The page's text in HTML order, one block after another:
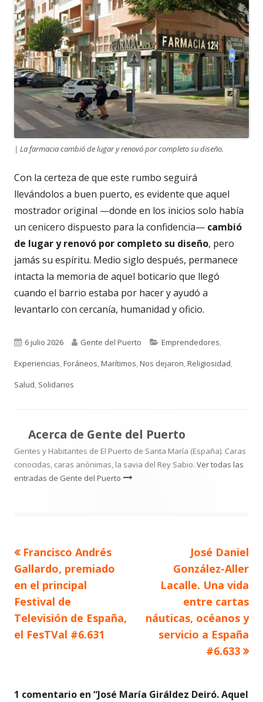
| La farmacia cambió de lugar y renovó por completo su diseño.
Con la certeza de que este rumbo seguirá
llevándolos a buen puerto, es evidente que aquel
mostrador original —donde en los inicios solo había
un cenicero dispuesto para la confidencia— cambió
de lugar y renovó por completo su diseño, pero
jamás su espíritu. Medio siglo después, permanece
intacta la memoria de aquel boticario que llegó
cuando el barrio estaba por hacer y ayudó a
levantarlo con cercanía, humanidad y oficio.
Publicado
el
6 julio 2026 Autor
Gente del Puerto Categorías
Emprendedores,
Experiencias,Foráneos,Marítimos,Nos dejaron,Religiosidad,
Salud, Solidarios
Acerca de Gente del Puerto
Gentes y Habitantes de El Puerto de Santa María (España). Caras
conocidas, caras anónimas, la savia del Rey Sabio. Ver todas las
entradas de Gente del Puerto
Navegación
de
entradas
Artículo
anterior
Francisco Andrés
Gallardo, premiado
en el principal
Festival de
Televisión de España,
el FesTVal #6.631
Artículo
siguiente
José Daniel
González-Aller
Lacalle. Una vida
entre cartas
náuticas, océanos y
servicio a España
#6.633
1 comentario en “José María Giráldez Deiró. Aquel